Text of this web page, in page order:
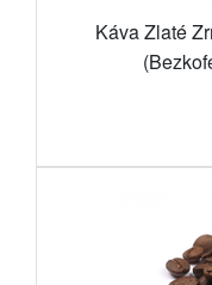
Káva Zlaté